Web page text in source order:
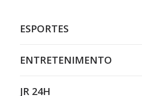
ESPORTES
ENTRETENIMENTO
JR 24H